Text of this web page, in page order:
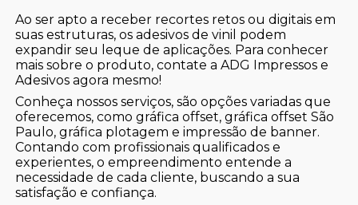
Ao ser apto a receber recortes retos ou digitais em
suas estruturas, os adesivos de vinil podem
expandir seu leque de aplicações. Para conhecer
mais sobre o produto, contate a ADG Impressos e
Adesivos agora mesmo!
Conheça nossos serviços, são opções variadas que
oferecemos, como gráfica offset, gráfica offset São
Paulo, gráfica plotagem e impressão de banner.
Contando com profissionais qualificados e
experientes, o empreendimento entende a
necessidade de cada cliente, buscando a sua
satisfação e confiança.